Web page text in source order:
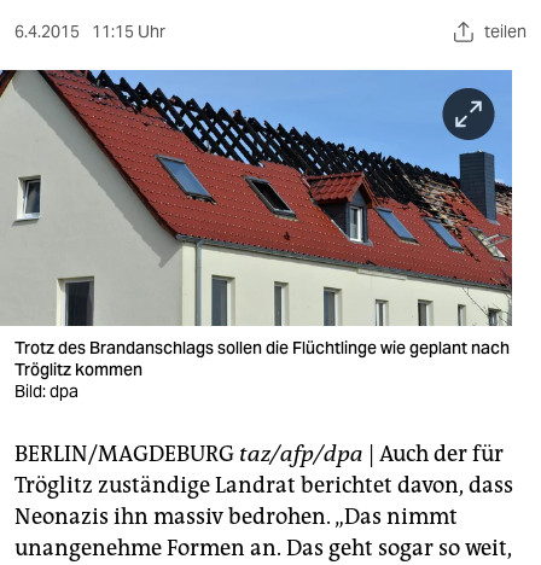
sport
berlin
nord
wahrheit
verlag
veranstaltungen
shop
fragen & hilfe
unterstützen
abo
6.4.2015 11:15 Uhr teilen
Trotz des Brandanschlags sollen die Flüchtlinge wie geplant nach
Tröglitz kommen
Bild: dpa
BERLIN/MAGDEBURG taz/afp/dpa | Auch der für
Tröglitz zuständige Landrat berichtet davon, dass
Neonazis ihn massiv bedrohen. „Das nimmt
unangenehme Formen an. Das geht sogar so weit,